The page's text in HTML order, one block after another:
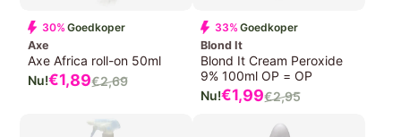
30% Goedkoper
Axe
Axe Africa roll-on 50ml
Verkoopprijs
€1,89
Normale
€2,69
33% Goedkoper
Blond It
Blond It Cream Peroxide
9% 100ml OP = OP
Verkoopprijs
€1,99
Normale
prijs
€2,95